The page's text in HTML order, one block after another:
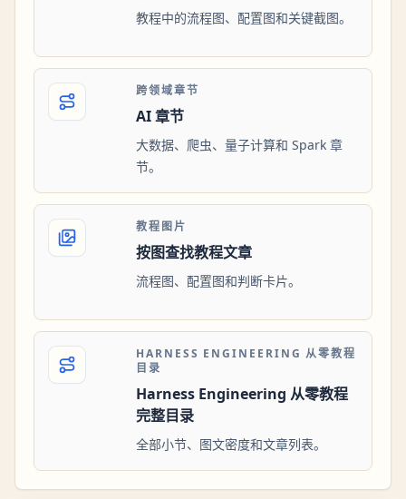
教程中的流程图、配置图和关键截图。
跨领域章节
AI 章节
大数据、爬虫、量子计算和 Spark 章
节。
教程图片
按图查找教程文章
流程图、配置图和判断卡片。
HARNESS ENGINEERING 从零教程
目录
Harness Engineering 从零教程
完整目录
全部小节、图文密度和文章列表。